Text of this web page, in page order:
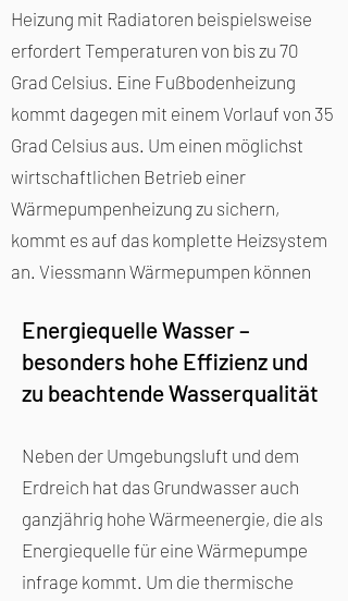
Heizung mit Radiatoren beispielsweise
erfordert Temperaturen von bis zu 70
Grad Celsius. Eine Fußbodenheizung
kommt dagegen mit einem Vorlauf von 35
Grad Celsius aus. Um einen möglichst
wirtschaftlichen Betrieb einer
Wärmepumpenheizung zu sichern,
kommt es auf das komplette Heizsystem
an. Viessmann Wärmepumpen können
Radiatoren mit ausreichender Wärme
versorgen. Damit eignen sie sich sowohl
für die Modernisierung eines Altbaus als
Ausschlaggebend für die Effizienz einer
Wärmepumpe ist die Konstruktion des
Kältekreises. Sie zeichnen sich durch
einen leisen, vibrationsarmen und
Energiequelle Wasser –
besonders hohe Effizienz und
zu beachtende Wasserqualität
Neben der Umgebungsluft und dem
Erdreich hat das Grundwasser auch
ganzjährig hohe Wärmeenergie, die als
Energiequelle für eine Wärmepumpe
infrage kommt. Um die thermische